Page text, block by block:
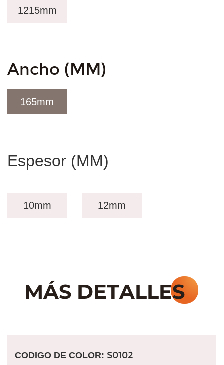
1215mm
Ancho (MM)
165mm
Espesor (MM)
10mm 12mm
CODIGO DE COLOR: S0102